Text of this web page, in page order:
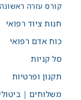
קורס עזרה
חנות ציוד רפואי
כוח אדם רפואי
סל קניות
תקנון ופרטיות
משלוחים |